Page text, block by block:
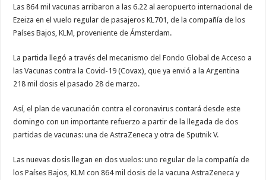
Las 864 mil vacunas arribaron a las 6.22 al aeropuerto internacional de
Ezeiza en el vuelo regular de pasajeros KL701, de la compañía de los
Países Bajos, KLM, proveniente de Ámsterdam.
La partida llegó a través del mecanismo del Fondo Global de Acceso a
las Vacunas contra la Covid-19 (Covax), que ya envió a la Argentina
218 mil dosis el pasado 28 de marzo.
Así, el plan de vacunación contra el coronavirus contará desde este
domingo con un importante refuerzo a partir de la llegada de dos
partidas de vacunas: una de AstraZeneca y otra de Sputnik V.
Las nuevas dosis llegan en dos vuelos: uno regular de la compañía de
los Países Bajos, KLM con 864 mil dosis de la vacuna AstraZeneca y